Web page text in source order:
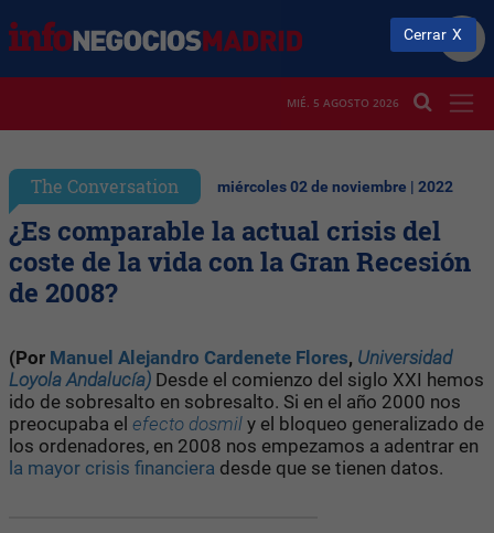
MIÉ. 5 AGOSTO 2026
The Conversation miércoles 02 de noviembre | 2022
¿Es comparable la actual crisis del
coste de la vida con la Gran Recesión
de 2008?
(Por Manuel Alejandro Cardenete Flores, Universidad
Loyola Andalucía) Desde el comienzo del siglo XXI hemos
ido de sobresalto en sobresalto. Si en el año 2000 nos
preocupaba el efecto dosmil y el bloqueo generalizado de
los ordenadores, en 2008 nos empezamos a adentrar en
la mayor crisis financiera desde que se tienen datos.
Cerrar